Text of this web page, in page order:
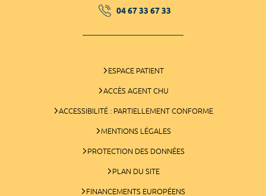
04 67 33 67 33
ESPACE PATIENT
ACCÈS AGENT CHU
ACCESSIBILITÉ : PARTIELLEMENT CONFORME
MENTIONS LÉGALES
PROTECTION DES DONNÉES
PLAN DU SITE
FINANCEMENTS EUROPÉENS